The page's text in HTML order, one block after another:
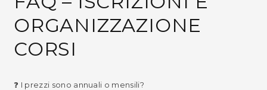
ORGANIZZAZIONE
CORSI
❓ I prezzi sono annuali o mensili?